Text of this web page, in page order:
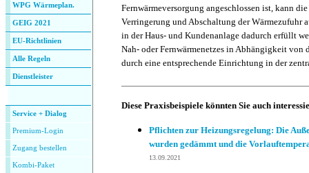
WPG Wärmeplan.
GEIG 2021
EU-Richtlinien
Alle Regeln
Dienstleister
Service + Dialog
Premium-Login
Zugang bestellen
Kombi-Paket
Fernwärmeversorgung angeschlossen ist, kann
Verringerung und Abschaltung der Wärmezufuhr
in der Haus- und Kundenanlage dadurch erfüllt
Nah- oder Fernwärmenetzes in Abhängigkeit von
durch eine entsprechende Einrichtung in der
Diese Praxisbeispiele könnten Sie auch
Pflichten zur Heizungsregelung: Die
wurden gedämmt und die
13.09.2021